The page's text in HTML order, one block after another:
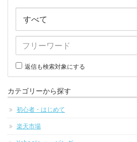
返信も検索対象にする
カテゴリーから探す
初心者・はじめて
楽天市場